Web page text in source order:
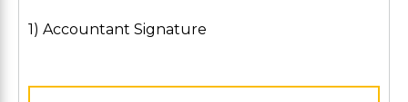
1) Accountant Signature